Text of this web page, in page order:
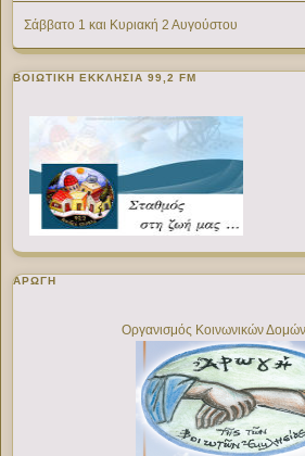
Σάββατο 1 και Κυριακή 2 Αυγούστου
ΒΟΙΩΤΙΚΉ ΕΚΚΛΗΣΊΑ 99,2 FM
ΑΡΩΓΗ
Οργανισμός Κοινωνικών